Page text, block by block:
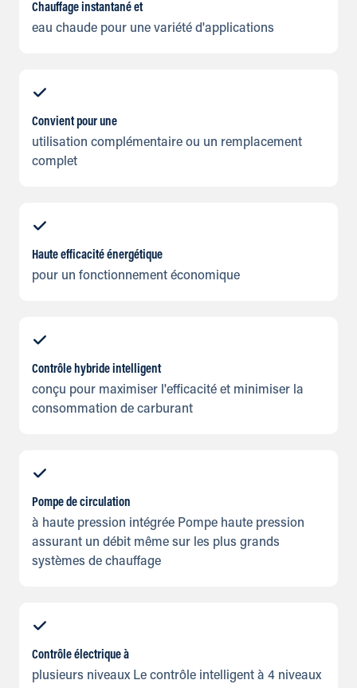
Chauffage instantané et
eau chaude pour une variété d'applications
Convient pour une
utilisation complémentaire ou un remplacement
complet
Haute efficacité énergétique
pour un fonctionnement économique
Contrôle hybride intelligent
conçu pour maximiser l'efficacité et minimiser la
consommation de carburant
Pompe de circulation
à haute pression intégrée Pompe haute pression
assurant un débit même sur les plus grands
systèmes de chauffage
Contrôle électrique à
plusieurs niveaux Le contrôle intelligent à 4 niveaux